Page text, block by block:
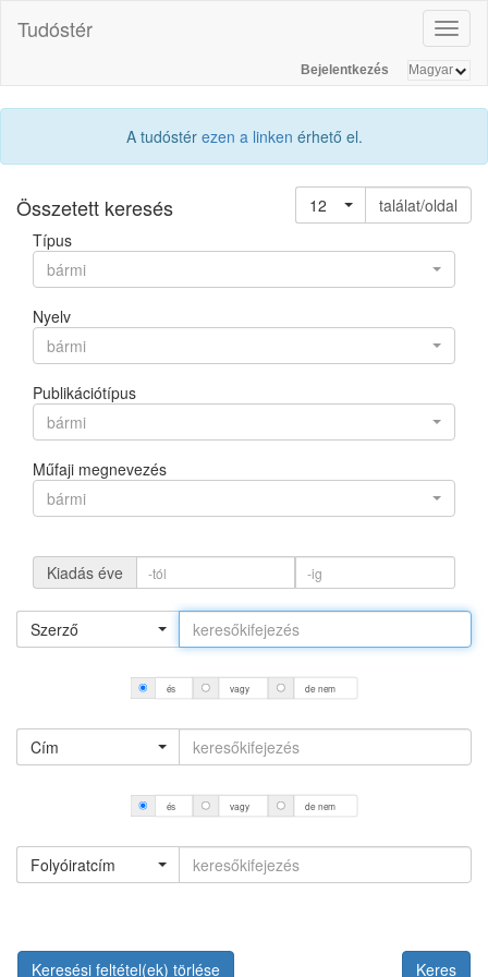
Tudóstér
Bejelentkezés
A tudóstér ezen a linken érhető el.
Összetett keresés 12
találat/oldal
Típus
bármi
Nyelv
bármi
Publikációtípus
bármi
Műfaji megnevezés
bármi
Kiadás éve
Szerző
és vagy de nem
Cím
és vagy de nem
Folyóiratcím
Keresési feltétel(ek) törlése